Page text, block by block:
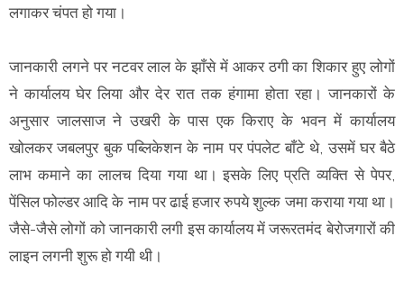
लगाकर चंपत हो गया।
जानकारी लगने पर नटवर लाल के झाँसे में आकर ठगी का शिकार हुए लोगों
ने कार्यालय घेर लिया और देर रात तक हंगामा होता रहा। जानकारों के
अनुसार जालसाज ने उखरी के पास एक किराए के भवन में कार्यालय
खोलकर जबलपुर बुक पब्लिकेशन के नाम पर पंपलेट बाँटे थे, उसमें घर बैठे
लाभ कमाने का लालच दिया गया था। इसके लिए प्रति व्यक्ति से पेपर,
पेंसिल फोल्डर आदि के नाम पर ढाई हजार रुपये शुल्क जमा कराया गया था।
जैसे-जैसे लोगों को जानकारी लगी इस कार्यालय में जरूरतमंद बेरोजगारों की
लाइन लगनी शुरू हो गयी थी।